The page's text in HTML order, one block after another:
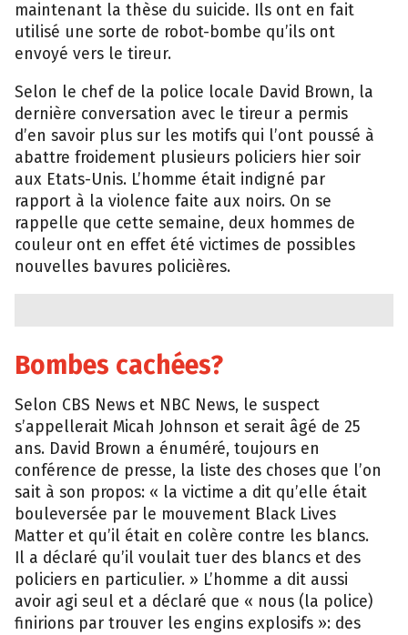
maintenant la thèse du suicide. Ils ont en fait
utilisé une sorte de robot-bombe qu’ils ont
envoyé vers le tireur.
Selon le chef de la police locale David Brown, la
dernière conversation avec le tireur a permis
d’en savoir plus sur les motifs qui l’ont poussé à
abattre froidement plusieurs policiers hier soir
aux Etats-Unis. L’homme était indigné par
rapport à la violence faite aux noirs. On se
rappelle que cette semaine, deux hommes de
couleur ont en effet été victimes de possibles
nouvelles bavures policières.
Bombes cachées?
Selon CBS News et NBC News, le suspect
s’appellerait Micah Johnson et serait âgé de 25
ans. David Brown a énuméré, toujours en
conférence de presse, la liste des choses que l’on
sait à son propos: « la victime a dit qu’elle était
bouleversée par le mouvement Black Lives
Matter et qu’il était en colère contre les blancs.
Il a déclaré qu’il voulait tuer des blancs et des
policiers en particulier. » L’homme a dit aussi
avoir agi seul et a déclaré que « nous (la police)
finirions par trouver les engins explosifs »: des